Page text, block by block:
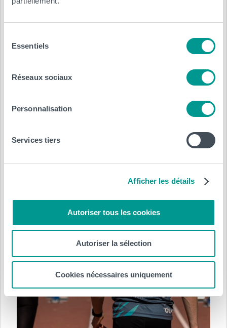
Essentiels
Réseaux sociaux
Personnalisation
Services tiers
Afficher les détails
Autoriser tous les cookies
Autoriser la sélection
Cookies nécessaires uniquement